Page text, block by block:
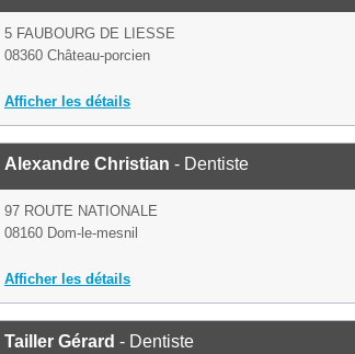
5 FAUBOURG DE LIESSE
08360 Château-porcien
Afficher les détails
Alexandre Christian - Dentiste
97 ROUTE NATIONALE
08160 Dom-le-mesnil
Afficher les détails
Tailler Gérard - Dentiste